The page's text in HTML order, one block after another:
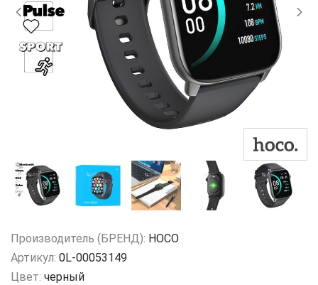
Производитель (БРЕНД): HOCO
Артикул: 0L-00053149
Цвет: черный